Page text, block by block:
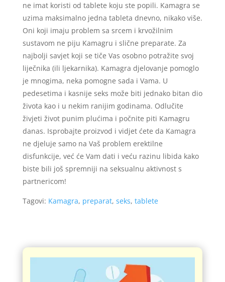
ne imat koristi od tablete koju ste popili. Kamagra se
uzima maksimalno jedna tableta dnevno, nikako više.
Oni koji imaju problem sa srcem i krvožilnim
sustavom ne piju Kamagru i slične preparate. Za
najbolji savjet koji se tiče Vas osobno potražite svoj
liječnika (ili ljekarnika). Kamagra djelovanje pomoglo
je mnogima, neka pomogne sada i Vama. U
pedesetima i kasnije seks može biti jednako bitan dio
života kao i u nekim ranijim godinama. Odlučite
živjeti život punim plućima i počnite piti Kamagru
danas. Isprobajte proizvod i vidjet ćete da Kamagra
ne djeluje samo na Vaš problem erektilne
disfunkcije, već će Vam dati i veću razinu libida kako
biste bili još spremniji na seksualnu aktivnost s
partnericom!
Tagovi: Kamagra, preparat, seks, tablete